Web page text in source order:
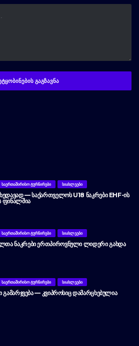
ᲡᲐᲔᲠᲗᲐᲨᲘᲠᲘᲡᲝ ᲢᲣᲠᲜᲘᲠᲔᲑᲘ ᲡᲘᲐᲮᲚᲔᲔᲑᲘ
— ᲡᲐᲥᲐᲠᲗᲕᲔᲚᲝᲡ U18 ᲜᲐᲙᲠᲔᲑᲘ EHF-ᲘᲡ
ᲤᲘᲜᲐᲚᲨᲘᲐ
ᲡᲐᲔᲠᲗᲐᲨᲘᲠᲘᲡᲝ ᲢᲣᲠᲜᲘᲠᲔᲑᲘ ᲡᲘᲐᲮᲚᲔᲔᲑᲘ
ᲜᲐᲙᲠᲔᲑᲘ ᲔᲠᲗᲞᲘᲠᲝᲕᲜᲣᲚᲘ ᲚᲘᲓᲔᲠᲘ ᲒᲐᲮᲓᲐ
ᲡᲐᲔᲠᲗᲐᲨᲘᲠᲘᲡᲝ ᲢᲣᲠᲜᲘᲠᲔᲑᲘ ᲡᲘᲐᲮᲚᲔᲔᲑᲘ
ᲒᲐᲛᲐᲠᲯᲕᲔᲑᲐ — ᲙᲕᲘᲞᲠᲝᲡᲘᲪ ᲓᲐᲛᲐᲠᲪᲮᲔᲑᲣᲚᲘᲐ